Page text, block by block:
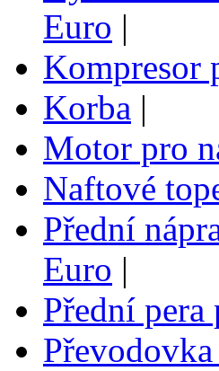
Euro |
Kompresor
Korba |
Motor pro
Naftové
Přední
Euro |
Přední